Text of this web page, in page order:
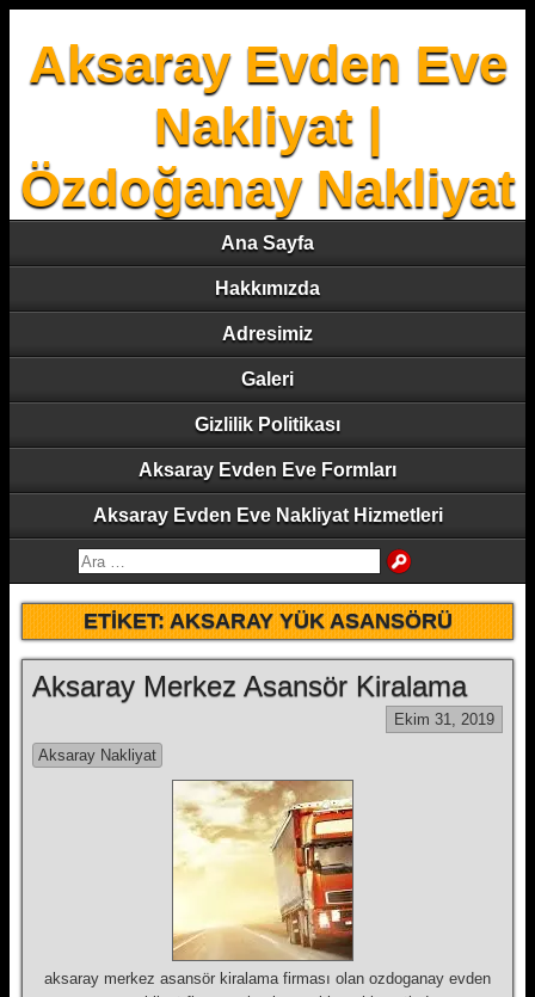
Aksaray Evden Eve
Nakliyat |
Özdoğanay Nakliyat
Ana Sayfa
Hakkımızda
Adresimiz
Galeri
Gizlilik Politikası
Aksaray Evden Eve Formları
Aksaray Evden Eve Nakliyat Hizmetleri
ETIKET:AKSARAY YÜK ASANSÖRÜ
Aksaray Merkez Asansör Kiralama
Ekim 31, 2019
Aksaray Nakliyat
aksaray merkez asansör kiralama firması olan ozdoganay evden